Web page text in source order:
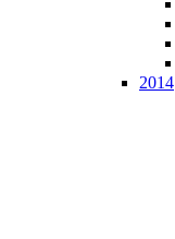
2014